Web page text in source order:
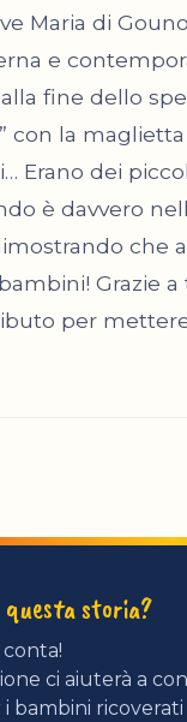
Maria di
e
fine dello
con la maglietta
Erano dei
è davvero
che
Grazie
per
storia?
ci aiuterà a
bambini